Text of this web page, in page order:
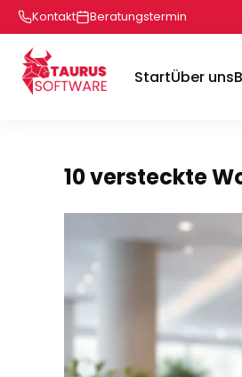
Kontakt Beratungstermin
StartÜber uns
10 versteckte